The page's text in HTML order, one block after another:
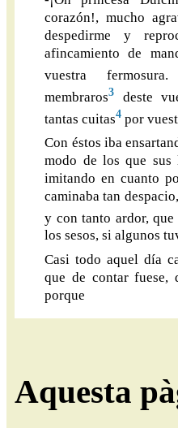
corazón!, mucho
despedirme y
afincamiento de
vuestra
membraros3
deste
tantas cuitas4 por
Con éstos iba
modo de los que sus
imitando en cuanto
caminaba tan
y con tanto ardor, que
los sesos, si algunos
Casi todo aquel día
que de contar fuese,
porque
Aquesta